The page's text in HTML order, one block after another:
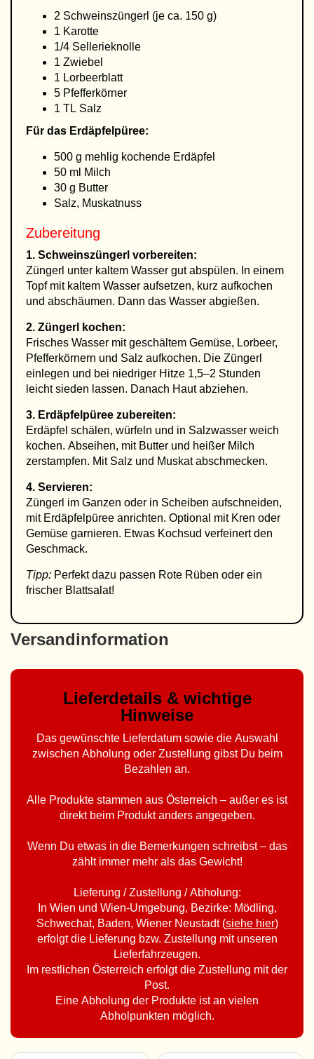
2 Schweinszüngerl (je ca. 150 g)
1 Karotte
1/4 Sellerieknolle
1 Zwiebel
1 Lorbeerblatt
5 Pfefferkörner
1 TL Salz
Für das Erdäpfelpüree:
500 g mehlig kochende Erdäpfel
50 ml Milch
30 g Butter
Salz, Muskatnuss
Zubereitung
1. Schweinszüngerl vorbereiten:
Züngerl unter kaltem Wasser gut abspülen. In einem
Topf mit kaltem Wasser aufsetzen, kurz aufkochen
und abschäumen. Dann das Wasser abgießen.
2. Züngerl kochen:
Frisches Wasser mit geschältem Gemüse, Lorbeer,
Pfefferkörnern und Salz aufkochen. Die Züngerl
einlegen und bei niedriger Hitze 1,5–2 Stunden
leicht sieden lassen. Danach Haut abziehen.
3. Erdäpfelpüree zubereiten:
Erdäpfel schälen, würfeln und in Salzwasser weich
kochen. Abseihen, mit Butter und heißer Milch
zerstampfen. Mit Salz und Muskat abschmecken.
4. Servieren:
Züngerl im Ganzen oder in Scheiben aufschneiden,
mit Erdäpfelpüree anrichten. Optional mit Kren oder
Gemüse garnieren. Etwas Kochsud verfeinert den
Geschmack.
Tipp: Perfekt dazu passen Rote Rüben oder ein
frischer Blattsalat!
Versandinformation
Lieferdetails & wichtige
Hinweise
Das gewünschte Lieferdatum sowie die Auswahl
zwischen Abholung oder Zustellung gibst Du beim
Bezahlen an.
Alle Produkte stammen aus Österreich – außer es ist
direkt beim Produkt anders angegeben.
Wenn Du etwas in die Bemerkungen schreibst – das
zählt immer mehr als das Gewicht!
Lieferung / Zustellung / Abholung:
In Wien und Wien-Umgebung, Bezirke: Mödling,
Schwechat, Baden, Wiener Neustadt (siehe hier)
erfolgt die Lieferung bzw. Zustellung mit unseren
Lieferfahrzeugen.
Im restlichen Österreich erfolgt die Zustellung mit der
Post.
Eine Abholung der Produkte ist an vielen
Abholpunkten möglich.